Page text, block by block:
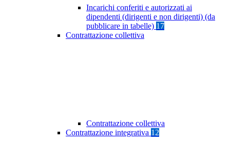
Incarichi conferiti e autorizzati ai
dipendenti (dirigenti e non dirigenti) (da
pubblicare in tabelle) 17
Contrattazione collettiva
Contrattazione collettiva
Contrattazione integrativa 12